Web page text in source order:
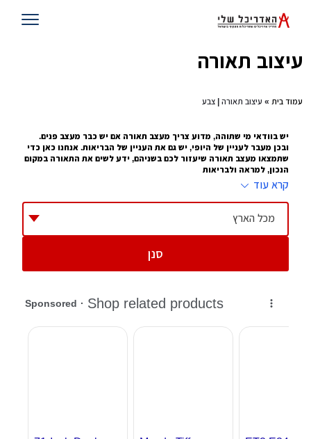
עיצוב תאורה
עמוד בית » עיצוב תאורה | צבע
יש בוודאי מי שתוהה, מדוע צריך מעצב תאורה אם יש כבר מעצב פנים.
ובכן מעבר לעניין של היופי, יש גם את העניין של הבריאות. אנחנו כאן כדי
שתמצאו מעצב תאורה שיעזור לכם בשניהם, ידע לשים את התאורה במקום
הנכון, למראה ולבריאות
ביממה, או נמצא בבית, קורא או מסתכל על טלוויזיה כמה שעות ביום , יודע איזו
השפעה יש לתאורה על העיניים שלו. זו הסיבה שמתוך
צמח לו תחום של
עיצוב תאורה, מעצב שמציע היכן לשים את התאורה, באיזו כמות ובאיזו צורה.
ההשפעה שלו על הבית יכולה להיות עצומה
טיפים להצבת תאורה
תוודאו שהתאורה נמצאת במקום שילד לא יכול להגיע אליה
תוודאו שיש תאורה מספקת לקריאה ליד השולחן וליד המיטה
קרא עוד
מכל הארץ
סנן